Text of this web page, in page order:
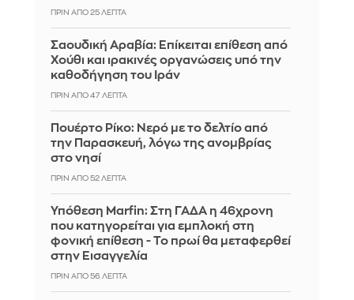
ΠΡΙΝ ΑΠΌ 25 ΛΕΠΤΆ
Σαουδική Αραβία: Επίκειται επίθεση από
Χούθι και ιρακινές οργανώσεις υπό την
καθοδήγηση του Ιράν
ΠΡΙΝ ΑΠΌ 47 ΛΕΠΤΆ
Πουέρτο Ρίκο: Νερό με το δελτίο από
την Παρασκευή, λόγω της ανομβρίας
στο νησί
ΠΡΙΝ ΑΠΌ 52 ΛΕΠΤΆ
Υπόθεση Marfin: Στη ΓΑΔΑ η 46χρονη
που κατηγορείται για εμπλοκή στη
φονική επίθεση - Το πρωί θα μεταφερθεί
στην Εισαγγελία
ΠΡΙΝ ΑΠΌ 56 ΛΕΠΤΆ